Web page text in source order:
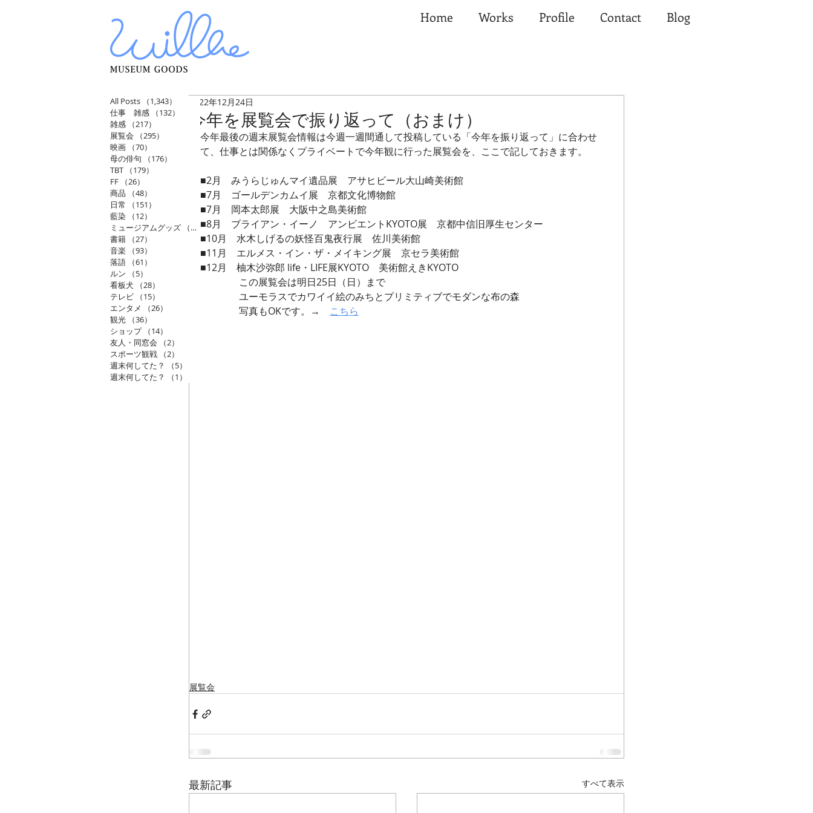
Home Works Profile Contact Blog
今年を展覧会で振り返って（おまけ）
2022年12月24日
今年最後の週末展覧会情報は今週一週間通して投稿している「今年を振り返って」に合わせ
て、仕事とは関係なくプライベートで今年観に行った展覧会を、ここで記しておきます。
■2月　みうらじゅんマイ遺品展　アサヒビール大山崎美術館
■7月　ゴールデンカムイ展　京都文化博物館
■7月　岡本太郎展　大阪中之島美術館
■8月　ブライアン・イーノ　アンビエントKYOTO展　京都中信旧厚生センター
■10月　水木しげるの妖怪百鬼夜行展　佐川美術館
■11月　エルメス・イン・ザ・メイキング展　京セラ美術館
■12月　柚木沙弥郎 life・LIFE展KYOTO　美術館えきKYOTO
この展覧会は明日25日（日）まで
ユーモラスでカワイイ絵のみちとプリミティブでモダンな布の森
写真もOKです。→ こちら
展覧会
最新記事 すべて表示
All Posts （1,343）
1,343件の記事
仕事 雑感
（132）
132件の記事
雑感
（217）
展覧会
（295）
295件の記事
映画
（70）
母の俳句
（176）
176件の記事
TBT
（179）
FF
（26）
商品
（48）
日常
（151）
藍染
（12）
ミュージアムグッズ
（114）
114件の記事
書籍
（27）
音楽
（93）
落語
（61）
ルン
（5）
看板犬
（28）
テレビ
（15）
エンタメ
（26）
観光
（36）
ショップ
（14）
友人・同窓会
（2）
スポーツ観戦
（2）
週末何してた？
（5）
週末何してた？
（1）